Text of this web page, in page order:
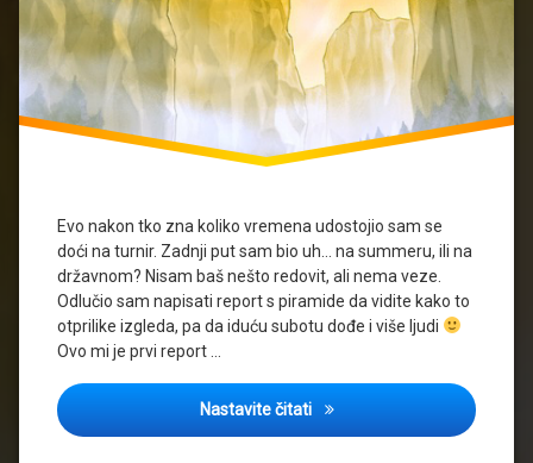
Evo nakon tko zna koliko vremena udostojio sam se
doći na turnir. Zadnji put sam bio uh… na summeru, ili na
državnom? Nisam baš nešto redovit, ali nema veze.
Odlučio sam napisati report s piramide da vidite kako to
otprilike izgleda, pa da iduću subotu dođe i više ljudi
Ovo mi je prvi report …
Nastavite čitati Report s prve Yugioh